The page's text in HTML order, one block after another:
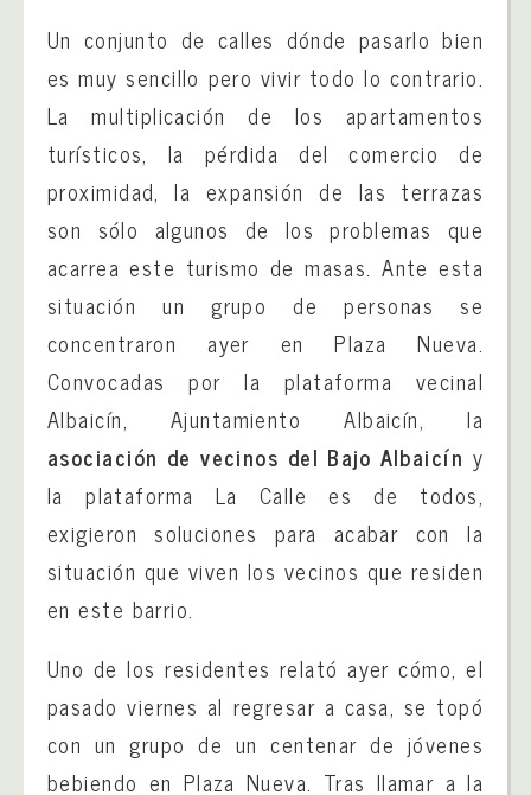
Un conjunto de calles dónde pasarlo bien
es muy sencillo pero vivir todo lo contrario.
La multiplicación de los apartamentos
turísticos, la pérdida del comercio de
proximidad, la expansión de las terrazas
son sólo algunos de los problemas que
acarrea este turismo de masas. Ante esta
situación un grupo de personas se
concentraron ayer en Plaza Nueva.
Convocadas por la plataforma vecinal
Albaicín, Ajuntamiento Albaicín, la
asociación de vecinos del Bajo Albaicín y
la plataforma La Calle es de todos,
exigieron soluciones para acabar con la
situación que viven los vecinos que residen
en este barrio.
Uno de los residentes relató ayer cómo, el
pasado viernes al regresar a casa, se topó
con un grupo de un centenar de jóvenes
bebiendo en Plaza Nueva. Tras llamar a la